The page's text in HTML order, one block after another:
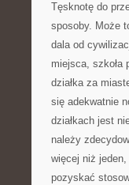
Tęsknotę do
sposoby. Może
dala od
miejsca, szkoła
działka za
się adekwatnie
działkach jest
należy
więcej niż
pozyskać